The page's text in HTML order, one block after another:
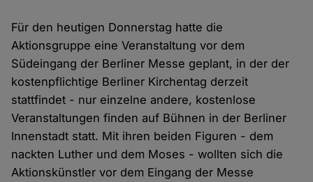
Für den heutigen Donnerstag hatte die
Aktionsgruppe eine Veranstaltung vor dem
Südeingang der Berliner Messe geplant, in der der
kostenpflichtige Berliner Kirchentag derzeit
stattfindet - nur einzelne andere, kostenlose
Veranstaltungen finden auf Bühnen in der Berliner
Innenstadt statt. Mit ihren beiden Figuren - dem
nackten Luther und dem Moses - wollten sich die
Aktionskünstler vor dem Eingang der Messe